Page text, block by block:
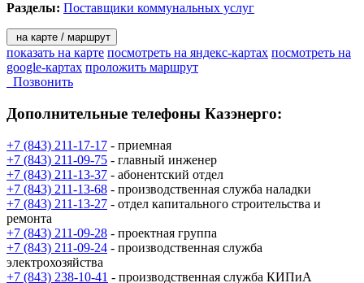
Разделы: Поставщики коммунальных услуг
на карте / маршрут
показать на карте посмотреть на яндекс-картах посмотреть на
google-картах проложить маршрут
Позвонить
Дополнительные телефоны Казэнерго:
+7 (843) 211-17-17 - приемная
+7 (843) 211-09-75 - главный инженер
+7 (843) 211-13-37 - абонентский отдел
+7 (843) 211-13-68 - производственная служба наладки
+7 (843) 211-13-27 - отдел капитального строительства и
ремонта
+7 (843) 211-09-28 - проектная группа
+7 (843) 211-09-24 - производственная служба
электрохозяйства
+7 (843) 238-10-41 - производственная служба КИПиА